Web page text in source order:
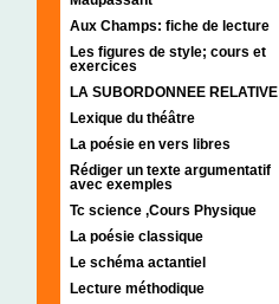
Aux Champs: fiche de lecture
Les figures de style; cours et
exercices
LA SUBORDONNEE RELATIVE
Lexique du théâtre
La poésie en vers libres
Rédiger un texte argumentatif
avec exemples
Tc science ,Cours Physique
La poésie classique
Le schéma actantiel
Lecture méthodique